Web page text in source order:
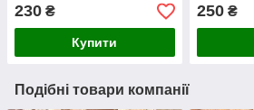
230 ₴
Купити
250₴
Подібні товари компанії